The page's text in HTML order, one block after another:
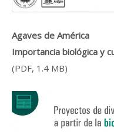
Agaves de América
Importancia biológica y
(PDF, 1.4 MB)